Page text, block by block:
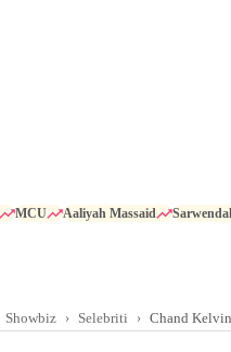
MCU Aaliyah Massaid
Showbiz Selebriti Chand Kelvin